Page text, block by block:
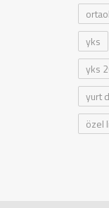
yks
yks
yurt
özel